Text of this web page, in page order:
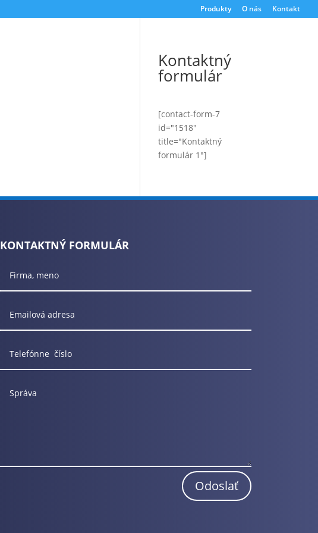
Produkty O nás Kontakt
Kontaktný
formulár
[contact-form-7
id="1518"
title="Kontaktný
formulár 1"]
KONTAKTNÝ FORMULÁR
Odoslať